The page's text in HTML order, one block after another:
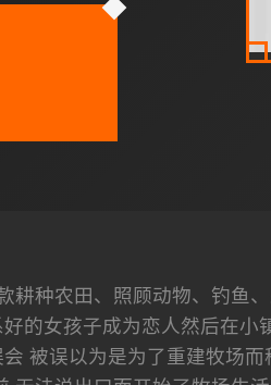
耕种农田、照顾动物、钓鱼
的女孩子成为恋人然后在
被误以为是为了重建牧场